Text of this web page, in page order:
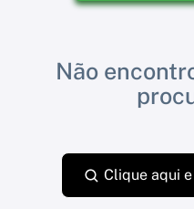
Não
Clique aqui